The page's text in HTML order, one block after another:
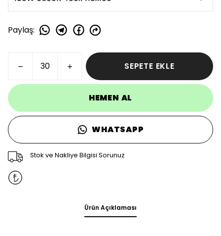
Paylaş:
SEPETE EKLE
HEMEN AL
WHATSAPP
Stok ve Nakliye Bilgisi Sorunuz
Ürün Açıklaması